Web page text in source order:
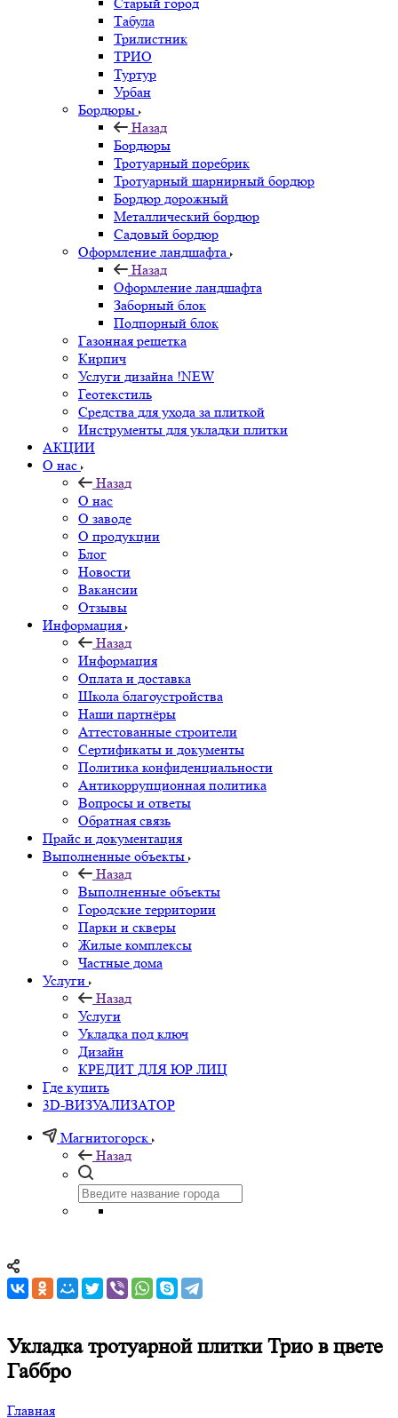
Табула
Трилистник
ТРИО
Туртур
Урбан
Бордюры
Назад
Бордюры
Тротуарный поребрик
Тротуарный шарнирный бордюр
Бордюр дорожный
Металлический бордюр
Садовый бордюр
Оформление ландшафта
Назад
Оформление ландшафта
Заборный блок
Подпорный блок
Газонная решетка
Кирпич
Услуги дизайна !NEW
Геотекстиль
Средства для ухода за плиткой
Инструменты для укладки плитки
АКЦИИ
О нас
Назад
О нас
О заводе
О продукции
Блог
Новости
Вакансии
Отзывы
Информация
Назад
Информация
Оплата и доставка
Школа благоустройства
Наши партнёры
Аттестованные строители
Сертификаты и документы
Политика конфиденциальности
Антикоррупционная политика
Вопросы и ответы
Обратная связь
Прайс и документация
Выполненные объекты
Назад
Выполненные объекты
Городские территории
Парки и скверы
Жилые комплексы
Частные дома
Услуги
Назад
Услуги
Укладка под ключ
Дизайн
КРЕДИТ ДЛЯ ЮР ЛИЦ
Где купить
3D-ВИЗУАЛИЗАТОР
Магнитогорск
Назад
Укладка тротуарной плитки Трио в цвете
Габбро
Главная